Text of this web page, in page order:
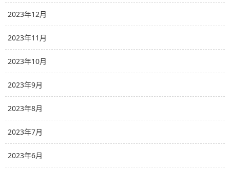
2023年12月
2023年11月
2023年10月
2023年9月
2023年8月
2023年7月
2023年6月